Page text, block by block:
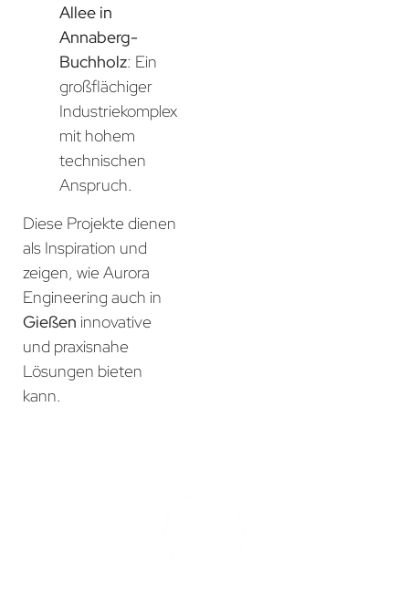
Allee in
Annaberg-
Buchholz: Ein
großflächiger
Industriekomplex
mit hohem
technischen
Anspruch.
Diese Projekte dienen
als Inspiration und
zeigen, wie Aurora
Engineering auch in
Gießen innovative
und praxisnahe
Lösungen bieten
kann.